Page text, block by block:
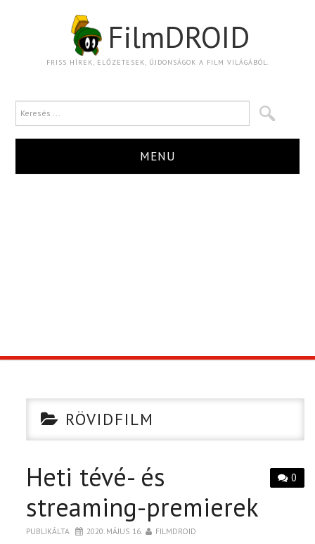
FilmDROID
FRISS HÍREK, ELŐZETESEK, ÚJDONSÁGOK A FILM VILÁGÁBÓL.
MENU
CIKK
PÓLÓ RENDELÉS
RÖVIDFILM
0
Heti tévé- és
streaming-premierek
PUBLIKÁLTA 2020. MÁJUS 16. FILMDROID